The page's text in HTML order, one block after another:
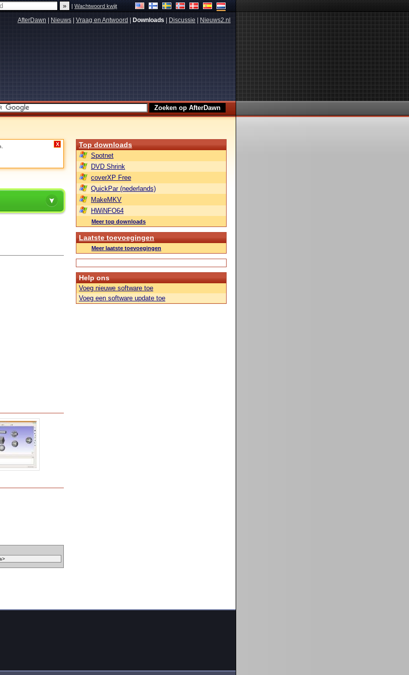
|Wachtwoord kwijt
AfterDawn Nieuws Vraag en Antwoord Downloads Discussie Nieuws2.nl
X Top downloads
Spotnet
DVD Shrink
coverXP Free
QuickPar (nederlands)
MakeMKV
HWiNFO64
Meer top downloads
Laatste toevoegingen
Meer laatste toevoegingen
Help ons
Voeg nieuwe software toe
Voeg een software update toe